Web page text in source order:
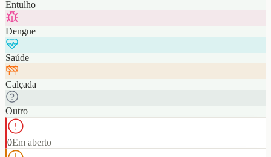
Entulho
Dengue
Saúde
Calçada
Outro
0Em aberto